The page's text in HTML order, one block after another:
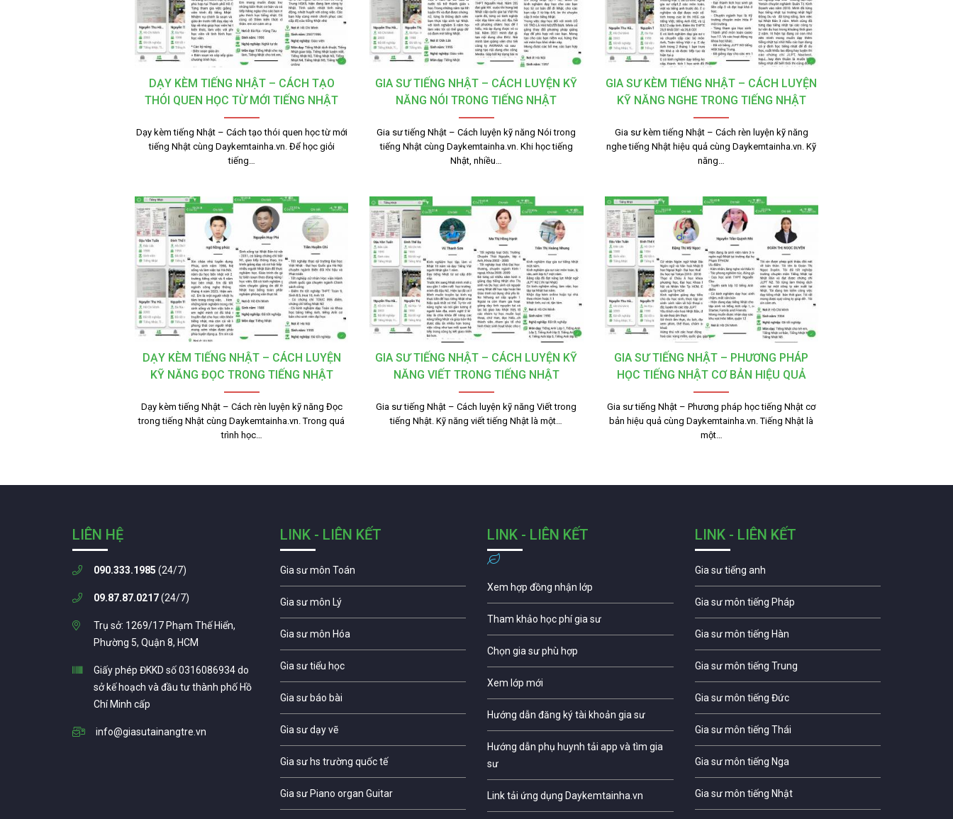
DẠY KÈM TIẾNG NHẬT – CÁCH TẠO
THÓI QUEN HỌC TỪ MỚI TIẾNG NHẬT
Dạy kèm tiếng Nhật – Cách tạo thói quen học từ mới
tiếng Nhật cùng Daykemtainha.vn. Để học giỏi
tiếng…
GIA SƯ TIẾNG NHẬT – CÁCH LUYỆN KỸ
NĂNG NÓI TRONG TIẾNG NHẬT
Gia sư tiếng Nhật – Cách luyện kỹ năng Nói trong
tiếng Nhật cùng Daykemtainha.vn. Khi học tiếng
Nhật, nhiều…
GIA SƯ KÈM TIẾNG NHẬT – CÁCH LUYỆN
KỸ NĂNG NGHE TRONG TIẾNG NHẬT
Gia sư kèm tiếng Nhật – Cách rèn luyện kỹ năng
nghe tiếng Nhật hiệu quả cùng Daykemtainha.vn. Kỹ
năng…
DẠY KÈM TIẾNG NHẬT – CÁCH LUYỆN
KỸ NĂNG ĐỌC TRONG TIẾNG NHẬT
Dạy kèm tiếng Nhật – Cách rèn luyện kỹ năng Đọc
trong tiếng Nhật cùng Daykemtainha.vn. Trong quá
trình học…
GIA SƯ TIẾNG NHẬT – CÁCH LUYỆN KỸ
NĂNG VIẾT TRONG TIẾNG NHẬT
Gia sư tiếng Nhật – Cách luyện kỹ năng Viết trong
tiếng Nhật. Kỹ năng viết tiếng Nhật là một…
GIA SƯ TIẾNG NHẬT – PHƯƠNG PHÁP
HỌC TIẾNG NHẬT CƠ BẢN HIỆU QUẢ
Gia sư tiếng Nhật – Phương pháp học tiếng Nhật cơ
bản hiệu quả cùng Daykemtainha.vn. Tiếng Nhật là
một…
LIÊN HỆ
090.333.1985 (24/7)
09.87.87.0217(24/7)
Trụ sở: 1269/17 Phạm Thế Hiển,
Phường 5, Quận 8, HCM
Giấy phép ĐKKD số 0316086934 do
sở kế hoạch và đầu tư thành phố Hồ
Chí Minh cấp
info@giasutainangtre.vn
LINK - LIÊN KẾT
Gia sư môn Toán
Gia sư môn Lý
Gia sư môn Hóa
Gia sư tiểu học
Gia sư báo bài
Gia sư dạy vẽ
Gia sư hs trường quốc tế
Gia sư Piano organ Guitar
LINK - LIÊN KẾT
Xem hợp đồng nhận lớp
Tham khảo học phí gia sư
Chọn gia sư phù hợp
Xem lớp mới
Hướng dẫn đăng ký tài khoản gia sư
Hướng dẫn phụ huynh tải app và tìm gia
sư
Link tải ứng dụng Daykemtainha.vn
LINK - LIÊN KẾT
Gia sư tiếng anh
Gia sư môn tiếng Pháp
Gia sư môn tiếng Hàn
Gia sư môn tiếng Trung
Gia sư môn tiếng Đức
Gia sư môn tiếng Thái
Gia sư môn tiếng Nga
Gia sư môn tiếng Nhật